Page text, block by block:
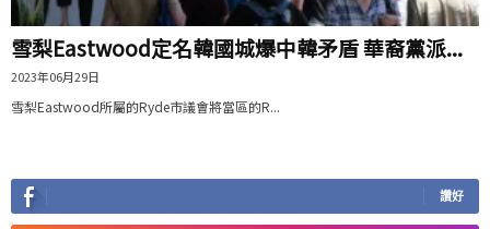
雪梨Eastwood定名韓國城爆中韓矛盾 華裔黨派...
2023年06月29日
雪梨Eastwood所屬的Ryde市議會將當區的R...
讚好